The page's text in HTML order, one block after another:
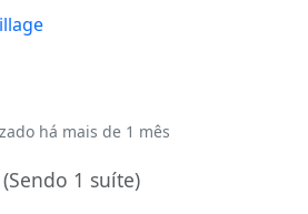
há mais de 1 mês
(Sendo 1 suíte)